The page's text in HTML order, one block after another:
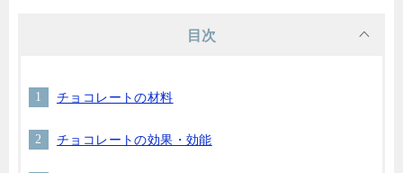
目次
チョコレートの材料
チョコレートの効果・効能